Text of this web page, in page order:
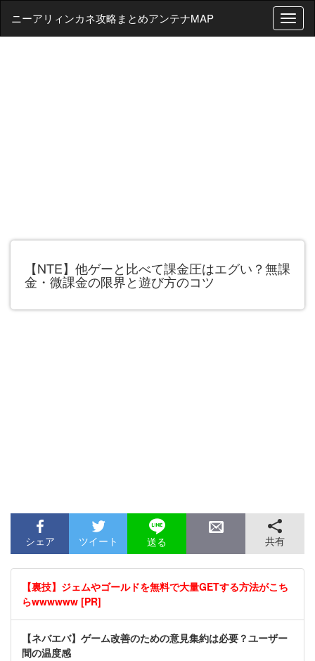
T
o
ニーアリィンカネ攻略まとめアンテナMAP
【NTE】他ゲーと比べて課金圧はエグい？無課
金・微課金の限界と遊び方のコツ
シェア ツイート 送る 共有
【裏技】ジェムやゴールドを無料で大量GETする方法がこち
らwwwwww [PR]
【ネバエバ】ゲーム改善のための意見集約は必要？ユーザー
間の温度感